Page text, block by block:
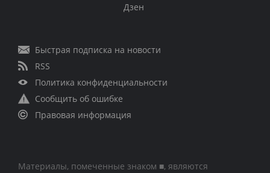
Дзен
Быстрая подписка на новости
RSS
Политика конфиденциальности
Сообщить об ошибке
Правовая информация
Материалы, помеченные знаком ■, являются